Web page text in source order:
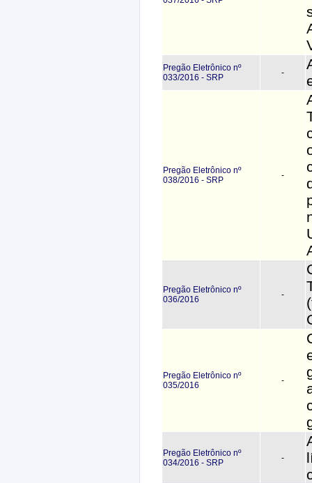
Pregão Eletrônico nº
033/2016 - SRP
-
Pregão Eletrônico nº
038/2016 - SRP
-
Pregão Eletrônico nº
036/2016
-
Pregão Eletrônico nº
035/2016
-
Pregão Eletrônico nº
034/2016 - SRP
-